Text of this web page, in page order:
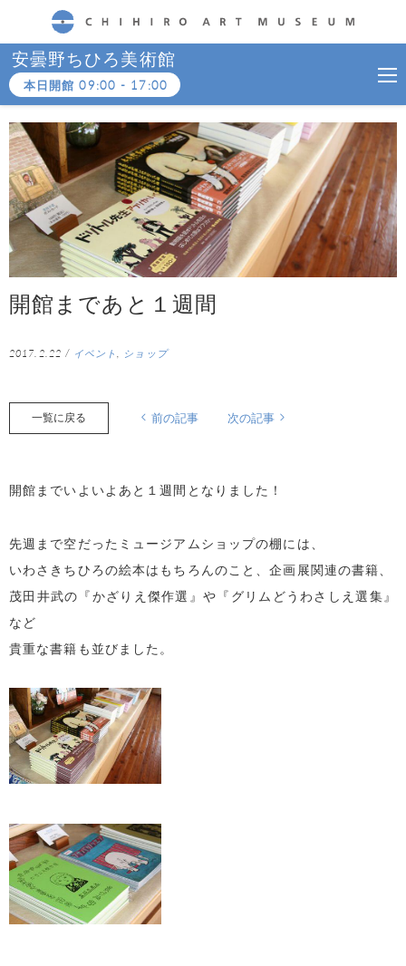
CHIHIRO ART MUSEUM
安曇野ちひろ美術館
本日開館09:00 - 17:00
開館まであと１週間
2017.2.22 / イベント ショップ
一覧に戻る 前の記事 次の記事
開館までいよいよあと１週間となりました！
先週まで空だったミュージアムショップの棚には、
いわさきちひろの絵本はもちろんのこと、企画展関連の書籍、
茂田井武の『かざりえ傑作選』や『グリムどうわさしえ選集』
など
貴重な書籍も並びました。